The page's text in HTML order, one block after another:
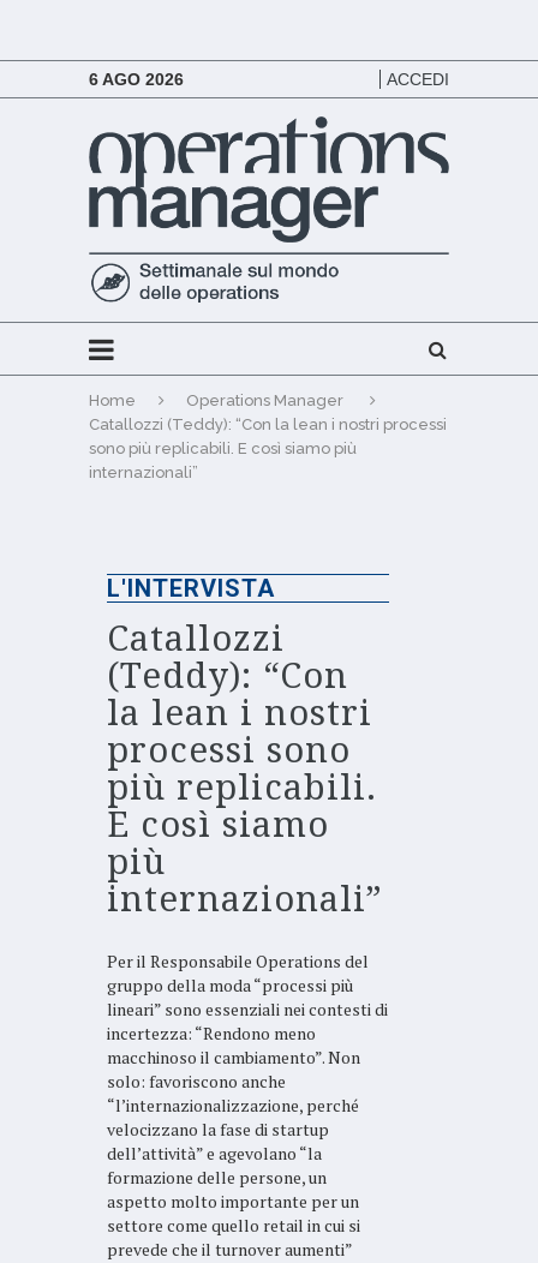
6 AGO 2026 ACCEDI
Home
Operations Manager
Catallozzi (Teddy): “Con la lean i nostri processi
sono più replicabili. E così siamo più
internazionali”
L'INTERVISTA
Catallozzi
(Teddy): “Con
la lean i nostri
processi sono
più replicabili.
E così siamo
più
internazionali”
Per il Responsabile Operations del
gruppo della moda “processi più
lineari” sono essenziali nei contesti di
incertezza: “Rendono meno
macchinoso il cambiamento”. Non
solo: favoriscono anche
“l’internazionalizzazione, perché
velocizzano la fase di startup
dell’attività” e agevolano “la
formazione delle persone, un
aspetto molto importante per un
settore come quello retail in cui si
prevede che il turnover aumenti”